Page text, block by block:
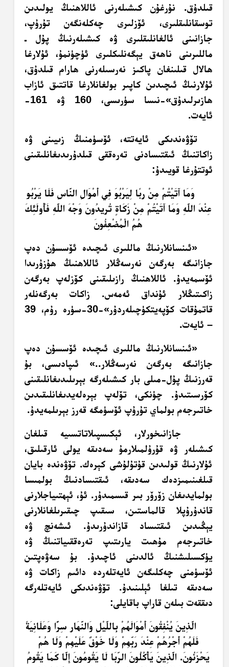
قىلدۇق. نۇرغۇن كىشىلەرنى ئاللاھنىڭ يولىدىن
توسقانلىقلىرى، ئۆزلىرى چەكلەنگەن تۇرۇپ،
جازانىنى ئالغانلىقلىرى ۋە كىشىلەرنىڭ پۇل ـ
ماللىرىنى ناھەق يېگەنلىكلىرى ئۈچۈنمۇ، ئۇلارغا
ھالال قىلىنغان پاكىز نەرسىلەرنى ھارام قىلدۇق،
ئۇلارنىڭ ئىچىدىن كاپىر بولغانلارغا قاتتىق ئازاب
ھازىرلىدۇق»-نىسا سۈرىسى، 160 ۋە 161-
ئايەت.
تۆۋەندىكى ئايەتتە، ئۆسۈمنىڭ زىيىنى ۋە
زاكاتنىڭ ئىقتىسادنى تەرەققى قىلدۇرىدىغانلىقىنى
ئوتتۇرغا قويىدۇ:
وَمَا آَتَيْتُمْ مِنْ رِبًا لِيَرْبُوَ فِي أَمْوَالِ النَّاسِ فَلَا يَرْبُو
عِنْدَ اللَّهِ وَمَا آَتَيْتُمْ مِنْ زَكَاةٍ تُرِيدُونَ وَجْهَ اللَّهِ فَأُولَئِكَ
هُمُ الْمُضْعِفُونَ
«ئىنسانلارنىڭ ماللىرى ئىچىدە ئۆسسۇن دەپ
جازانىگە بەرگەن نەرسەڭلار ئاللاھنىڭ ھۇزۇرىدا
ئۆسمەيدۇ. ئاللاھنىڭ رازىلىقىنى كۆزلەپ بەرگەن
زاكىتىڭلار ئۇنداق ئەمەس. زاكات بەرگەنلەر
قاتمۇقات كۆپەيتكۈچىلەردۇر»-‏30-سۈرە رۇم، 39
– ئايەت.
«ئىنسانلارنىڭ ماللىرى ئىچىدە ئۆسسۇن دەپ
جازانىگە بەرگەن نەرسەڭلار..» ئىپادىسى، بۇ
قەرزنىڭ پۇل-مىلى بار كىشىلەرگە بېرىلىدىغانلىقىنى
كۆرسىتىدۇ. چۈنكى، تۆلەپ بېرەلەيدىغانلىقىدىن
خاتىرجەم بولماي تۇرۇپ ئۆسۈمگە قەرز بېرىلمەيدۇ.
جازانىخورلار، ئېكىسپىلاتاتسىيە قىلغان
كىشىلەر ۋە قۇرۇلمىلارمۇ سەدىقە يولى ئارقىلىق،
ئۇلارنىڭ قولىدىن قۇتۇلۇشى كېرەك. تۆۋەندە بايان
قىلغىنىمىزدەك سەدىقە، ئىقتىسادنىڭ بولمىسا
بولمايدىغان زۆرۆر بىر قىسمىدۇر. ئۇ، ئېھتىياجلارنى
قاندۇرۇپلا قالماستىن، سىقىپ چىقىرىلغانلارنى
يېڭىدىن ئىقتىساد قازاندۇرىدۇ. ئىشەنچ ۋە
خاتىرجەم مۇھىت يارىتىپ تەرەققىياتنىڭ ۋە
يۈكسىلىشنىڭ ئالدىنى ئاچىدۇ. بۇ سەۋەپتىن
ئۆسۈمنى چەكلىگەن ئايەتلەردە دائىم زاكات ۋە
سەدىقە تىلغا ئېلىنىدۇ. تۆۋەندىكى ئايەتلەرگە
دىققەت بىلەن قاراپ باقايلى:
الَّذِينَ يُنْفِقُونَ أَمْوَالَهُمْ بِاللَّيْلِ وَالنَّهَارِ سِرًّا وَعَلَانِيَةً
فَلَهُمْ أَجْرُهُمْ عِنْدَ رَبِّهِمْ وَلَا خَوْفٌ عَلَيْهِمْ وَلَا هُمْ
يَحْزَنُونَ. الَّذِينَ يَأْكُلُونَ الرِّبَا لَا يَقُومُونَ إِلَّا كَمَا يَقُومُ